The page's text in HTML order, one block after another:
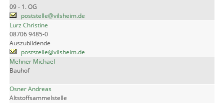
09 - 1. OG
poststelle@vilsheim.de
Lurz Christine
08706 9485-0
Auszubildende
poststelle@vilsheim.de
Mehner Michael
Bauhof
Osner Andreas
Altstoffsammelstelle